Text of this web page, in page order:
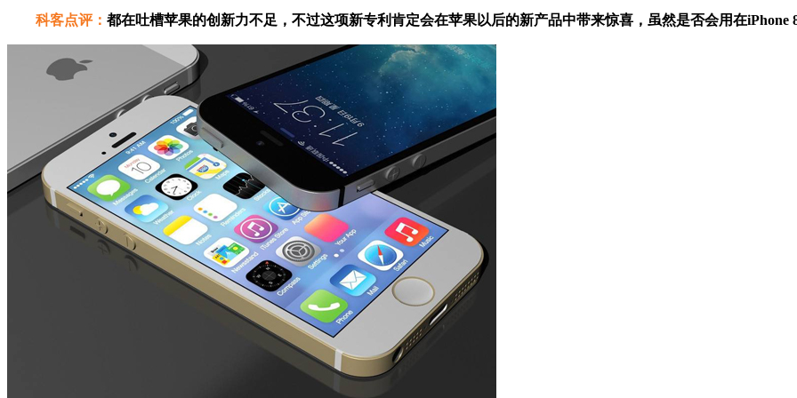
科客点评： 都在吐槽苹果的创新力不足，不过这项新专利肯定会在苹果以后的新产品中带来惊喜，虽然是否会用在iPhone